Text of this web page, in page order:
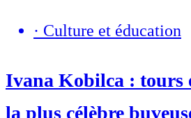
· Culture et éducation
Ivana Kobilca : tours
la plus célèbre